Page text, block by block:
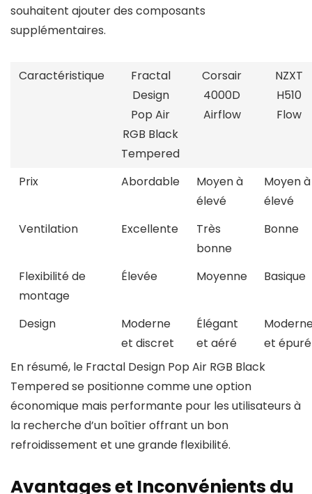
souhaitent ajouter des composants
supplémentaires.
Caractéristique
Fractal
Design
Pop Air
RGB Black
Tempered
Corsair
4000D
Airflow
NZXT
H510
Flow
Prix Abordable
Moyen à
élevé
Moyen à
élevé
Ventilation
Excellente
Très
bonne
Bonne
Flexibilité de
montage
Élevée Moyenne Basique
Design
Moderne
et discret
Élégant
et aéré
et épuré
En résumé, le Fractal Design Pop Air RGB Black
Tempered se positionne comme une option
économique mais performante pour les utilisateurs à
la recherche d’un boîtier offrant un bon
refroidissement et une grande flexibilité.
Avantages et Inconvénients du